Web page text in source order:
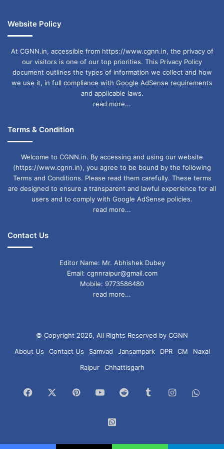
Website Policy
At CGNN.in, accessible from https://www.cgnn.in, the privacy of
our visitors is one of our top priorities. This Privacy Policy
document outlines the types of information we collect and how
we use it, in full compliance with Google AdSense requirements
and applicable laws.
read more...
Terms & Condition
Welcome to CGNN.in. By accessing and using our website
(https://www.cgnn.in), you agree to be bound by the following
Terms and Conditions. Please read them carefully. These terms
are designed to ensure a transparent and lawful experience for all
users and to comply with Google AdSense policies.
read more...
Contact Us
Editor Name: Mr. Abhishek Dubey
Email: cgnnraipur@gmail.com
Mobile: 9773586480
read more...
© Copyright 2026, All Rights Reserved by CGNN
About Us
Contact Us Samvad Jansampark DPR CM
Naxal
Raipur
Chhattisgarh
Facebook PinterestYouTubeReddit TumblrInstagram
Group